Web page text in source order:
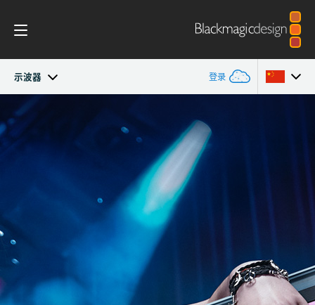
示波器 登录
SmartView
安装
Canada